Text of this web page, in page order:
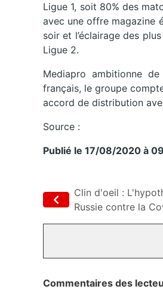
Ligue 1, soit 80% des
avec une offre magazine
soir et l’éclairage des
Ligue 2.
Mediapro ambitionne
français, le groupe
accord de distribution
Source :
Publié le 17/08/2020 à
Clin d'oeil :
Russie contre la
Commentaires des